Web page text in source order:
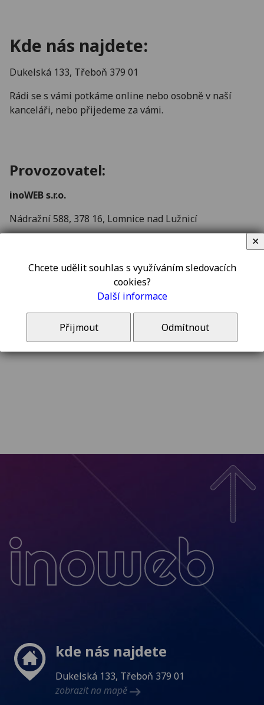
Kde nás najdete:
Dukelská 133, Třeboň 379 01
Rádi se s vámi potkáme online nebo osobně v naší
kanceláři, nebo přijedeme za vámi.
Provozovatel:
inoWEB s.r.o.
Nádražní 588, 378 16, Lomnice nad Lužnicí
Napište nám
kde nás najdete
Dukelská 133, Třeboň 379 01
zobrazit na mapě
Chcete udělit souhlas s využíváním sledovacích
cookies?
Další informace
Přijmout Odmítnout
✕